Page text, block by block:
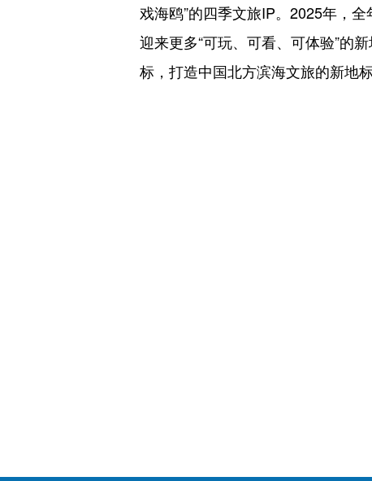
戏海鸥”的四季文旅IP。2025年，
迎来更多“可玩、可看、可体验”的
标，打造中国北方滨海文旅的新地